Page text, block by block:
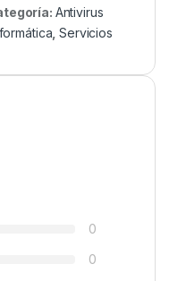
Antivirus
,Servicios
0
0